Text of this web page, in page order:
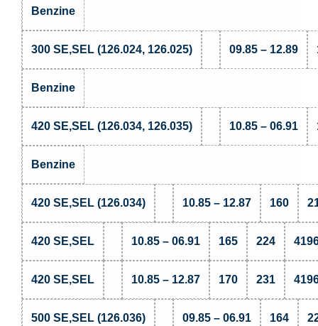
Benzine
300 SE,SEL (126.024, 126.025) 09.85 – 12.89
Benzine
420 SE,SEL (126.034, 126.035) 10.85 – 06.91
Benzine
420 SE,SEL (126.034) 10.85 – 12.87 160
420 SE,SEL 10.85 – 06.91 165 224
420 SE,SEL 10.85 – 12.87 170 231
500 SE,SEL (126.036) 09.85 – 06.91 164